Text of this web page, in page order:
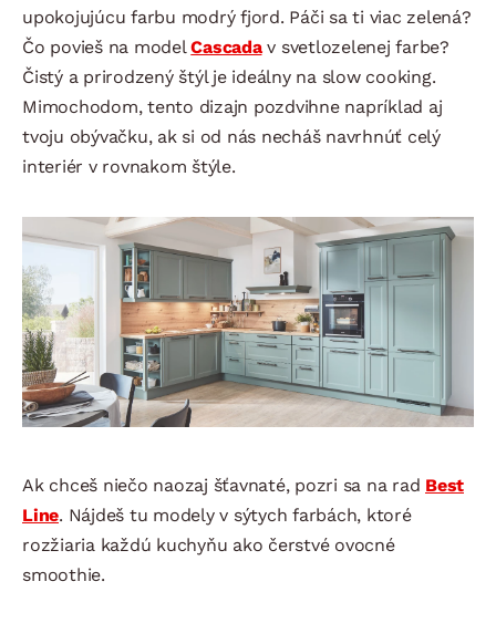
upokojujúcu farbu modrý fjord. Páči sa ti viac zelená?
Čo povieš na modelCascadav svetlozelenej farbe?
Čistý a prirodzený štýl je ideálny na slow cooking.
Mimochodom, tento dizajn pozdvihne napríklad aj
tvoju obývačku, ak si od nás necháš navrhnúť celý
interiér v rovnakom štýle.
Ak chceš niečo naozaj šťavnaté, pozri sa na rad Best
Line. Nájdeš tu modely v sýtych farbách, ktoré
rozžiaria každú kuchyňu ako čerstvé ovocné
smoothie.